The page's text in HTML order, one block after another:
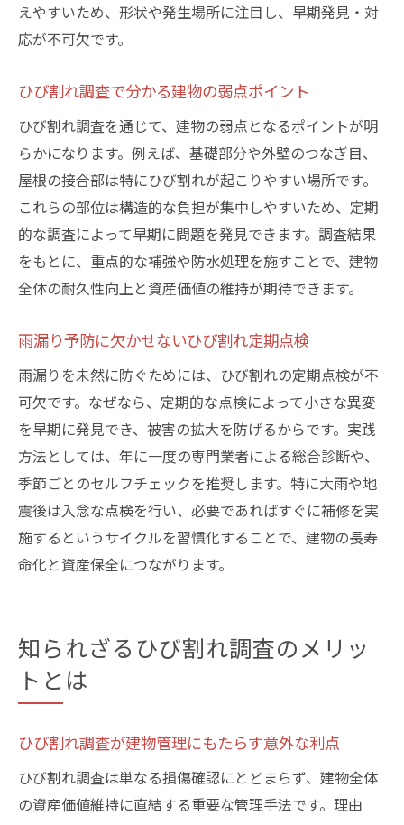
えやすいため、形状や発生場所に注目し、早期発見・対
応が不可欠です。
ひび割れ調査で分かる建物の弱点ポイント
ひび割れ調査を通じて、建物の弱点となるポイントが明
らかになります。例えば、基礎部分や外壁のつなぎ目、
屋根の接合部は特にひび割れが起こりやすい場所です。
これらの部位は構造的な負担が集中しやすいため、定期
的な調査によって早期に問題を発見できます。調査結果
をもとに、重点的な補強や防水処理を施すことで、建物
全体の耐久性向上と資産価値の維持が期待できます。
雨漏り予防に欠かせないひび割れ定期点検
雨漏りを未然に防ぐためには、ひび割れの定期点検が不
可欠です。なぜなら、定期的な点検によって小さな異変
を早期に発見でき、被害の拡大を防げるからです。実践
方法としては、年に一度の専門業者による総合診断や、
季節ごとのセルフチェックを推奨します。特に大雨や地
震後は入念な点検を行い、必要であればすぐに補修を実
施するというサイクルを習慣化することで、建物の長寿
命化と資産保全につながります。
知られざるひび割れ調査のメリッ
トとは
ひび割れ調査が建物管理にもたらす意外な利点
ひび割れ調査は単なる損傷確認にとどまらず、建物全体
の資産価値維持に直結する重要な管理手法です。理由